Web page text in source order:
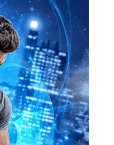
#3)
ALICE